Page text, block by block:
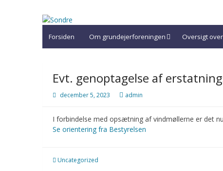
Sondre
Forsiden Om grundejerforeningen Oversigt
Evt. genoptagelse af
december 5, 2023 admin
I forbindelse med opsætning af vindmøllerne er det
Se orientering fra Bestyrelsen
Uncategorized